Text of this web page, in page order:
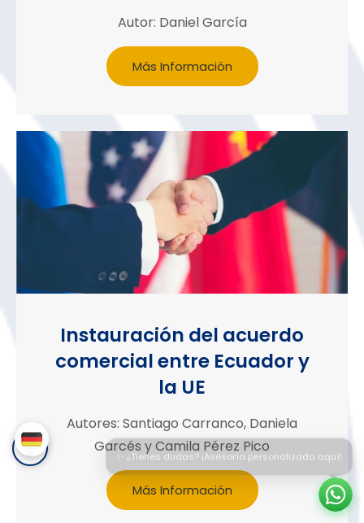
Autor: Daniel García
Más Información
Instauración del acuerdo
comercial entre Ecuador y
la UE
Autores: Santiago Carranco, Daniela
Garcés y Camila Pérez Pico
Más Información
✨ ¿Tienes dudas? ¡Asesoría personalizada aquí!